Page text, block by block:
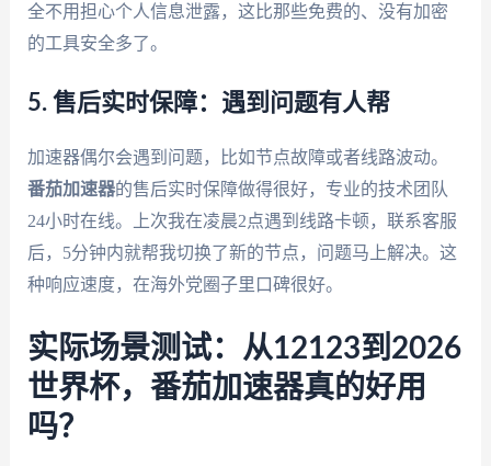
全不用担心个人信息泄露，这比那些免费的、没有加密
的工具安全多了。
5. 售后实时保障：遇到问题有人帮
加速器偶尔会遇到问题，比如节点故障或者线路波动。
番茄加速器的售后实时保障做得很好，专业的技术团队
24小时在线。上次我在凌晨2点遇到线路卡顿，联系客服
后，5分钟内就帮我切换了新的节点，问题马上解决。这
种响应速度，在海外党圈子里口碑很好。
实际场景测试：从12123到2026
世界杯，番茄加速器真的好用
吗？